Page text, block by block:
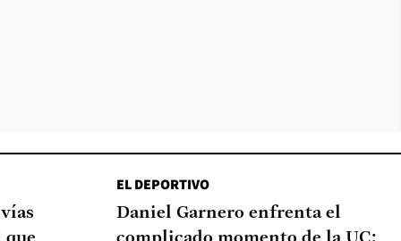
EL DEPORTIVO
Daniel Garnero enfrenta el